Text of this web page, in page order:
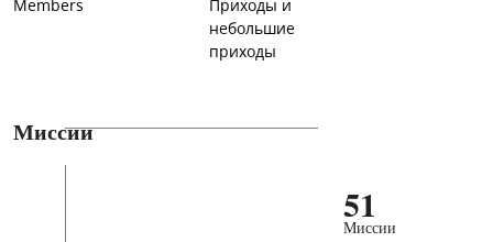
Members
Приходы и
небольшие
приходы
Миссии
51
Миссии